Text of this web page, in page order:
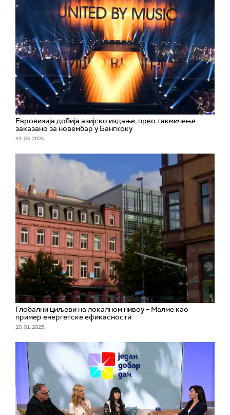
Евровизија добија азијско издање, прво такмичење
заказано за новембар у Бангкоку
31. 03. 2026.
Глобални циљеви на локалном нивоу – Малме као
пример енергетске ефикасности
20. 01. 2025.